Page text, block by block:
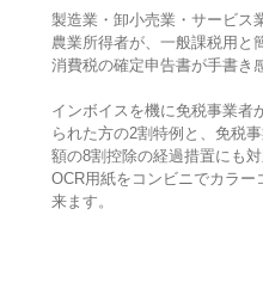
製造業・卸小売業・サービス
農業所得者が、一般課税用と
消費税の確定申告書が手書き
インボイスを機に免税事業者
られた方の2割特例と、免税
額の8割控除の経過措置にも対
OCR用紙をコンビニでカラー
来ます。